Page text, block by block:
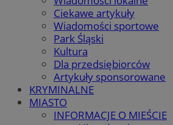
Ciekawe artykuły
Wiadomości sportowe
Park Śląski
Kultura
Dla przedsiębiorców
Artykuły sponsorowane
KRYMINALNE
MIASTO
INFORMACJE O MIEŚCIE